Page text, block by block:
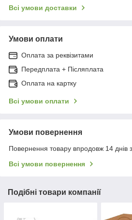
Всі умови доставки
Умови оплати
Оплата за реквізитами
Передплата + Післяплата
Оплата на картку
Всі умови оплати
Умови повернення
Повернення товару впродовж 14 днів
Всі умови повернення
Подібні товари компанії